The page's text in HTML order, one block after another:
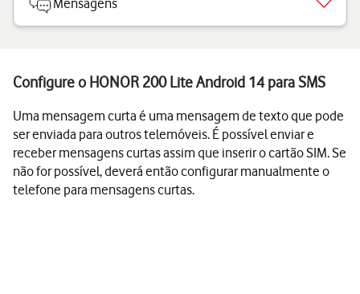
Mensagens
Configure o HONOR 200 Lite Android 14 para SMS
Uma mensagem curta é uma mensagem de texto que pode
ser enviada para outros telemóveis. É possível enviar e
receber mensagens curtas assim que inserir o cartão SIM. Se
não for possível, deverá então configurar manualmente o
telefone para mensagens curtas.